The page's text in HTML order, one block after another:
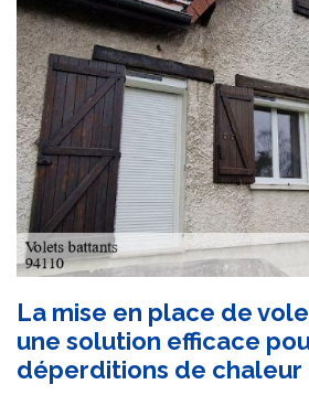
La mise en place de
une solution efficace
déperditions de chaleur